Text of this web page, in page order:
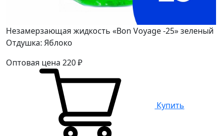
Незамерзающая жидкость «Bon Voyage -25» зеленый
Отдушка: Яблоко
Оптовая цена 220₽
Купить